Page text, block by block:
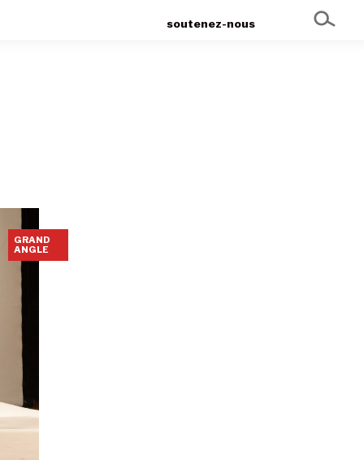
soutenez-nous
GRAND
ANGLE